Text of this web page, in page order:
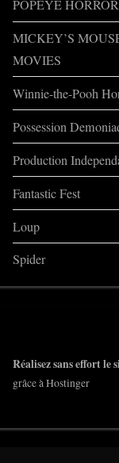
POPEYE
MICKEY’S
MOVIES
Winnie-the-Pooh
Possession
Production
Fantastic Fest
Loup
Spider
Réalisez sans effort le
grâce à Hostinger